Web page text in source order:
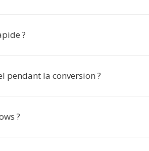
?
pendant la conversion ?
?